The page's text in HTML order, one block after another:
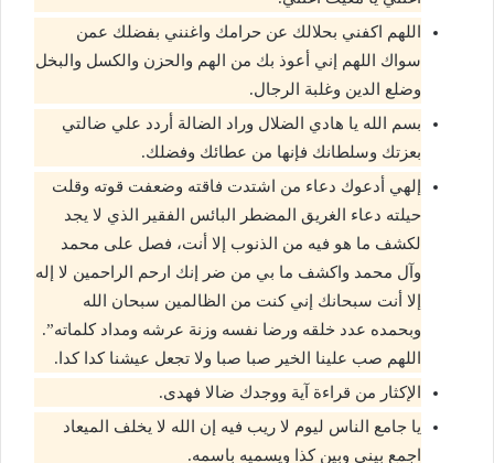
اللهم اكفني بحلالك عن حرامك واغنني بفضلك عمن
سواك اللهم إني أعوذ بك من الهم والحزن والكسل والبخل
وضلع الدين وغلبة الرجال.
بسم الله يا هادي الضلال وراد الضالة أردد علي ضالتي
بعزتك وسلطانك فإنها من عطائك وفضلك.
إلهي أدعوك دعاء من اشتدت فاقته وضعفت قوته وقلت
حيلته دعاء الغريق المضطر البائس الفقير الذي لا يجد
لكشف ما هو فيه من الذنوب إلا أنت، فصل على محمد
وآل محمد واكشف ما بي من ضر إنك ارحم الراحمين لا إله
إلا أنت سبحانك إني كنت من الظالمين سبحان الله
وبحمده عدد خلقه ورضا نفسه وزنة عرشه ومداد كلماته”.
اللهم صب علينا الخير صبا صبا ولا تجعل عيشنا كدا كدا.
الإكثار من قراءة آية ووجدك ضالا فهدى.
يا جامع الناس ليوم لا ريب فيه إن الله لا يخلف الميعاد
اجمع بيني وبين كذا ويسميه باسمه.